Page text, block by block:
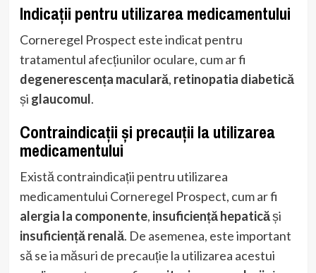
Indicații pentru utilizarea medicamentului
Corneregel Prospect este indicat pentru
tratamentul afecțiunilor oculare, cum ar fi
degenerescența maculară, retinopatia diabetică
și glaucomul.
Contraindicații și precauții la utilizarea
medicamentului
Există contraindicații pentru utilizarea
medicamentului Corneregel Prospect, cum ar fi
alergia la componente, insuficiență hepaticăși
insuficiență renală. De asemenea, este important
să se ia măsuri de precauție la utilizarea acestui